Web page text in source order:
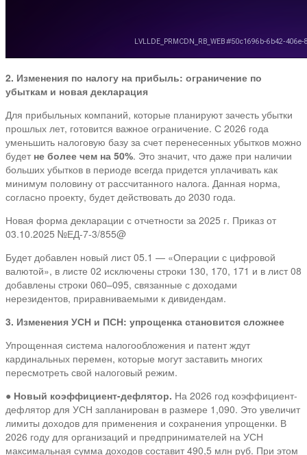
2. Изменения по налогу на прибыль: ограничение по
убыткам и новая декларация
Для прибыльных компаний, которые планируют зачесть убытки
прошлых лет, готовится важное ограничение. С 2026 года
уменьшить налоговую базу за счет перенесенных убытков можно
будет не более чем на 50%. Это значит, что даже при наличии
больших убытков в периоде всегда придется уплачивать как
минимум половину от рассчитанного налога. Данная норма,
согласно проекту, будет действовать до 2030 года.
Новая форма декларации с отчетности за 2025 г. Приказ от
03.10.2025 №ЕД-7-3/855@
Будет добавлен новый лист 05.1 — «Операции с цифровой
валютой», в листе 02 исключены строки 130, 170, 171 и в лист 08
добавлены строки 060–095, связанные с доходами
нерезидентов, приравниваемыми к дивидендам.
3. Изменения УСН и ПСН: упрощенка становится сложнее
Упрощенная система налогообложения и патент ждут
кардинальных перемен, которые могут заставить многих
пересмотреть свой налоговый режим.
● Новый коэффициент-дефлятор. На 2026 год коэффициент-
дефлятор для УСН запланирован в размере 1,090. Это увеличит
лимиты доходов для применения и сохранения упрощенки. В
2026 году для организаций и предпринимателей на УСН
максимальная сумма доходов составит 490,5 млн руб. При этом